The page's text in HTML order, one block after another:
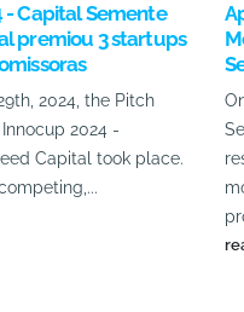
- Capital Semente
premiou 3 startups
2024, the Pitch
2024 -
Capital took place.